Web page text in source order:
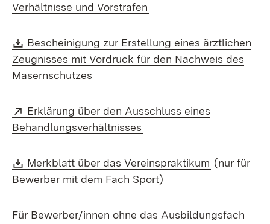
Verhältnisse und Vorstrafen
Download:
Bescheinigung zur Erstellung eines ärztlichen
Zeugnisses mit Vordruck für den Nachweis des
Masernschutzes
Extern:
Erklärung über den Ausschluss eines
Behandlungsverhältnisses
Download:
Merkblatt über das Vereinspraktikum (Öffnet in
(nur für
Bewerber mit dem Fach Sport)
Für Bewerber/innen ohne das Ausbildungsfach